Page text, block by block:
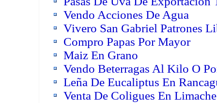
Vendo Acciones De Agua
Vivero San Gabriel Patrones
Compro Papas Por Mayor
Maiz En Grano
Vendo Beterragas Al Kilo O
Leña De Eucaliptus En
Venta De Coligues En Limache